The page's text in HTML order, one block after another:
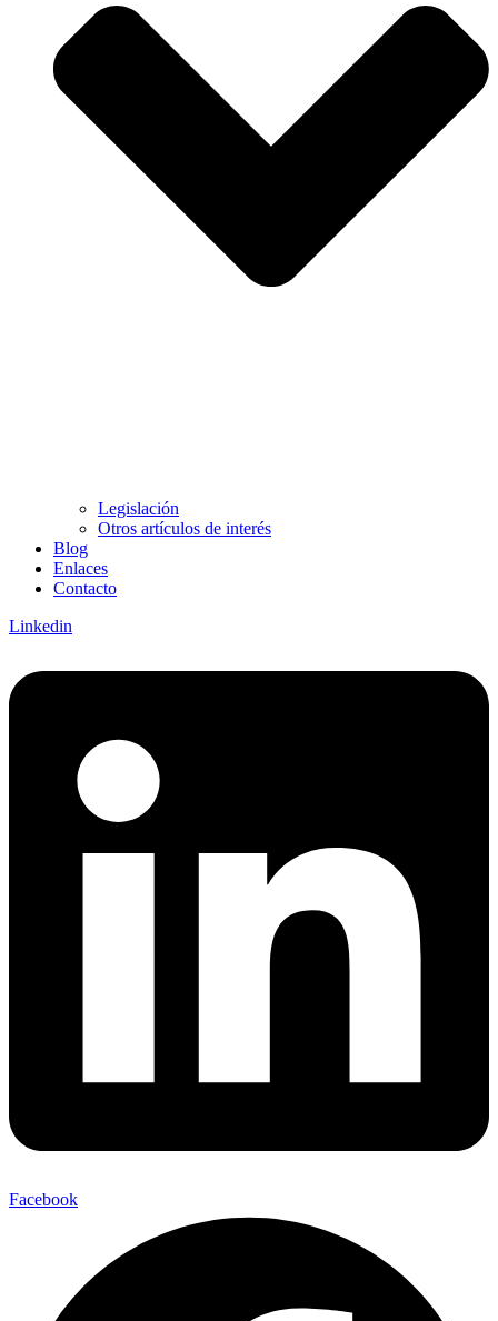
Legislación
Otros artículos de interés
Blog
Enlaces
Contacto
Linkedin
Facebook